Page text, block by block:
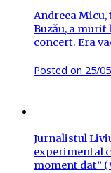
Andreea
Buzău, a murit
concert. Era
Posted on 25/
Jurnalistul
experimental
moment dat”